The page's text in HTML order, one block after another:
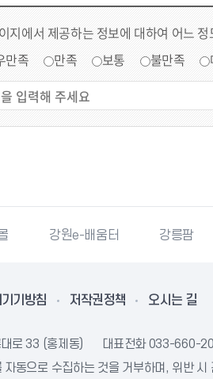
지에서 제공하는 정보에 대하여 어느
만족
만족 보통 불만족
배움터 강릉팜 강원특별
기방침 저작권정책 오시는 길
로 33 (홍제동) 대표전화 033-660-
동으로 수집하는 것을 거부하며, 위반